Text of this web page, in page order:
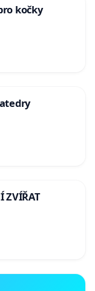
kočky
ZVÍŘAT